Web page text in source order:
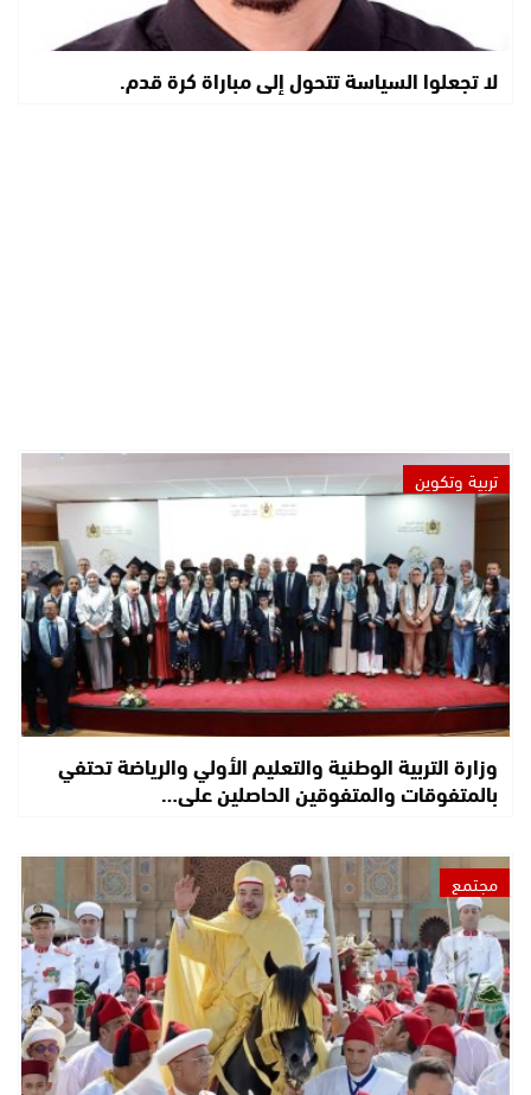
لا تجعلوا السياسة تتحول إلى مباراة كرة قدم.
تربية وتكوين
وزارة التربية الوطنية والتعليم الأولي والرياضة تحتفي
بالمتفوقات والمتفوقين الحاصلين على…
مجتمع